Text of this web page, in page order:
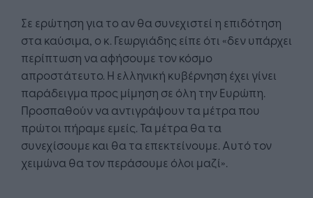
Σε ερώτηση για το αν θα συνεχιστεί η επιδότηση
στα καύσιμα, ο κ. Γεωργιάδης είπε ότι «δεν υπάρχει
περίπτωση να αφήσουμε τον κόσμο
απροστάτευτο. Η ελληνική κυβέρνηση έχει γίνει
παράδειγμα προς μίμηση σε όλη την Ευρώπη.
Προσπαθούν να αντιγράψουν τα μέτρα που
πρώτοι πήραμε εμείς. Τα μέτρα θα τα
συνεχίσουμε και θα τα επεκτείνουμε. Αυτό τον
χειμώνα θα τον περάσουμε όλοι μαζί».